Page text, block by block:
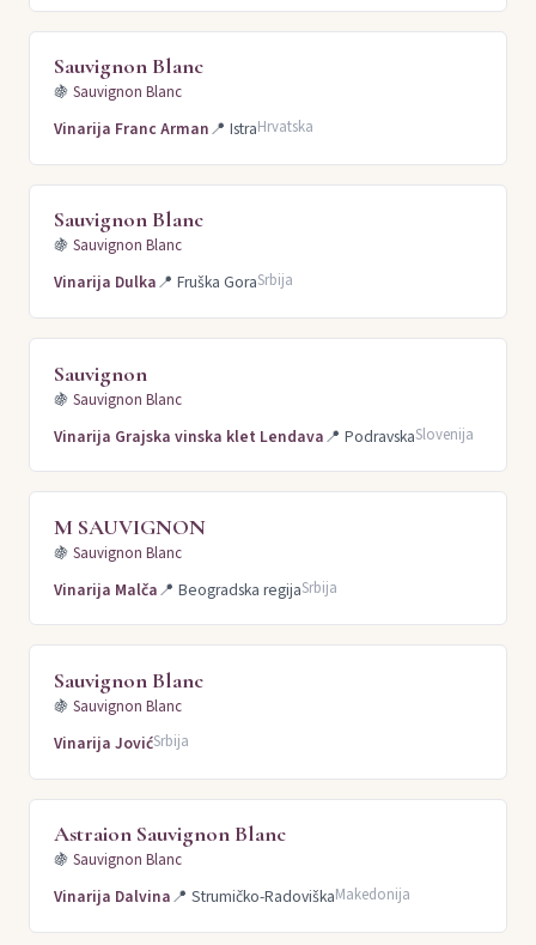
Sauvignon Blanc
🍇 Sauvignon Blanc
Vinarija Franc Arman📍 IstraHrvatska
Sauvignon Blanc
🍇 Sauvignon Blanc
Vinarija Dulka📍 Fruška GoraSrbija
Sauvignon
🍇 Sauvignon Blanc
Vinarija Grajska vinska klet Lendava📍 PodravskaSlovenija
M SAUVIGNON
🍇 Sauvignon Blanc
Vinarija Malča📍 Beogradska regijaSrbija
Sauvignon Blanc
🍇 Sauvignon Blanc
Vinarija JovićSrbija
Astraion Sauvignon Blanc
🍇 Sauvignon Blanc
Vinarija Dalvina📍 Strumičko-RadoviškaMakedonija